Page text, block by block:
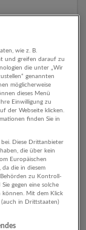
wie z. B.
und greifen darauf zu
die unter „Wir
genannten
möglicherweise
dieses Menü
Einwilligung zu
der Webseite klicken.
finden Sie in
Diese Drittanbieter
die über kein
Europäischen
die in diesem
zu Kontroll-
gegen eine solche
können. Mit dem Klick
(auch in Drittstaaten)